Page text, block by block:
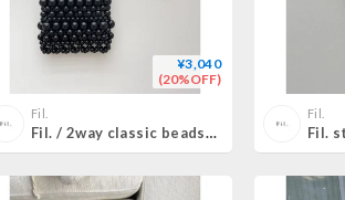
¥3,040
(20%OFF)
Fil.
Fil. / 2way classic beads bag(即納)2color
Fil.